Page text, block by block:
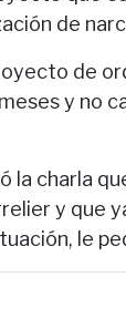
de
de
y no
la charla
y que
le